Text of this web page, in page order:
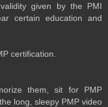
given by the PMI
certain education and
certification.
them, sit for PMP
long, sleepy PMP video